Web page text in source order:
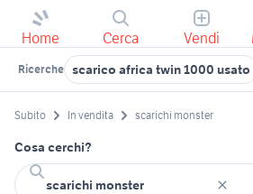
Home Cerca Vendi
Ricerche scarico africa twin 1000 usato
Subito In vendita scarichi monster
Cosa cerchi?